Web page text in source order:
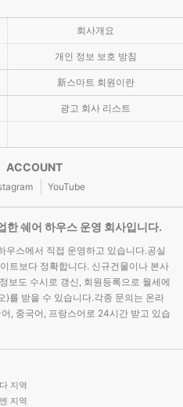
회사개요
개인 정보 보호 방침
新스마트 회원이란
광고 회사 리스트
YouTube
쉐어 하우스 운영 회사입니다.
우스에서 직접 운영하고 있습니다.공실
트보다 정확합니다. 신규건물이나 본사
보도 수시로 갱신, 회원등록으로 월세에
)를 받을 수 있습니다.각종 문의는 온라
, 중국어, 프랑스어로 24시간 받고 있습
지역
지역